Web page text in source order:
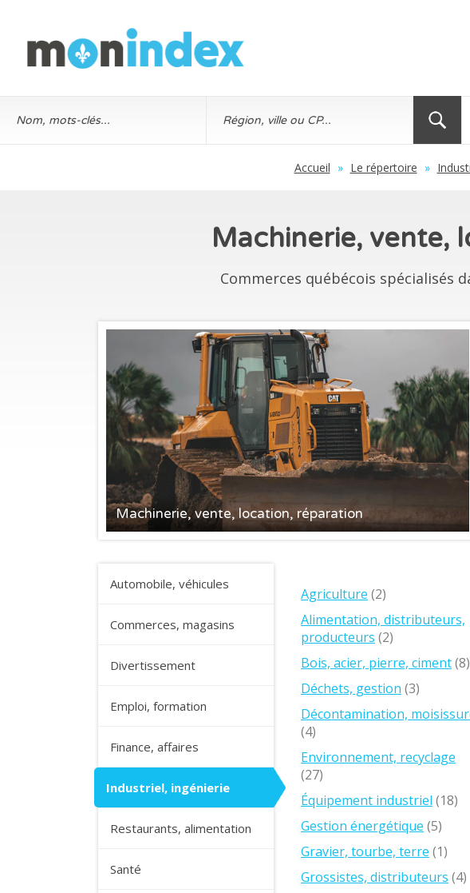
Accueil » Le répertoire »
Machinerie, vente,
Commerces québécois spécialisés
Machinerie, vente, location, réparation
Automobile, véhicules
Commerces, magasins
Divertissement
Emploi, formation
Finance, affaires
Industriel, ingénierie
Restaurants, alimentation
Santé
Agriculture (2)
Alimentation, distributeurs,
producteurs (2)
Bois, acier, pierre, ciment(8)
Déchets, gestion (3)
Décontamination,
(4)
Environnement, recyclage
(27)
Équipement industriel (18)
Gestion énergétique (5)
Gravier, tourbe, terre (1)
Grossistes, distributeurs (4)